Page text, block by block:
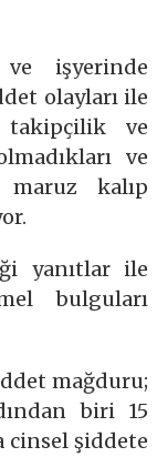
ve işyerinde
olayları ile
takipçilik ve
ve
maruz kalıp
yanıtlar ile
bulguları
mağduru;
biri 15
cinsel şiddete